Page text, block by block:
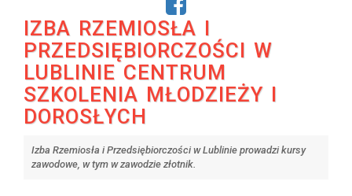
IZBA RZEMIOSŁA I
PRZEDSIĘBIORCZOŚCI W
LUBLINIE CENTRUM
SZKOLENIA MŁODZIEŻY I
DOROSŁYCH
Izba Rzemiosła i Przedsiębiorczości w Lublinie prowadzi kursy
zawodowe, w tym w zawodzie złotnik.